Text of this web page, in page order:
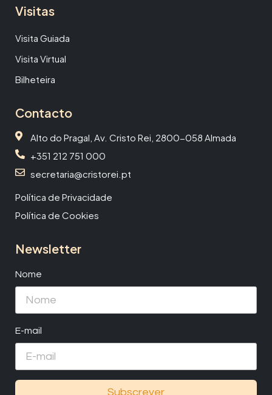
Visitas
Visita Guiada
Visita Virtual
Bilheteira
Contacto
Alto do Pragal, Av. Cristo Rei, 2800-058 Almada
+351 212 751 000
secretaria@cristorei.pt
Política de Privacidade
Política de Cookies
Newsletter
Nome
E-mail
Subscrever